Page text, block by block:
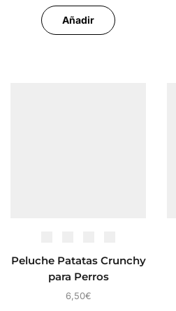
Añadir
Peluche Patatas Crunchy
para Perros
6,50€